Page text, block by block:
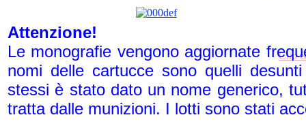
Clip
Attenzione!
Le monografie vengono aggiornate
nomi delle cartucce sono quelli
stessi è stato dato un nome generico,
tratta dalle munizioni. I lotti sono stati